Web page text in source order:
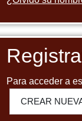
Para acceder a
CREAR